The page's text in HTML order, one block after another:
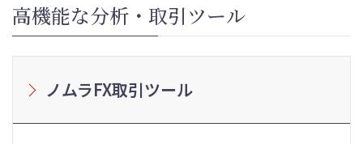
高機能な分析・取引ツール
ノムラFX取引ツール